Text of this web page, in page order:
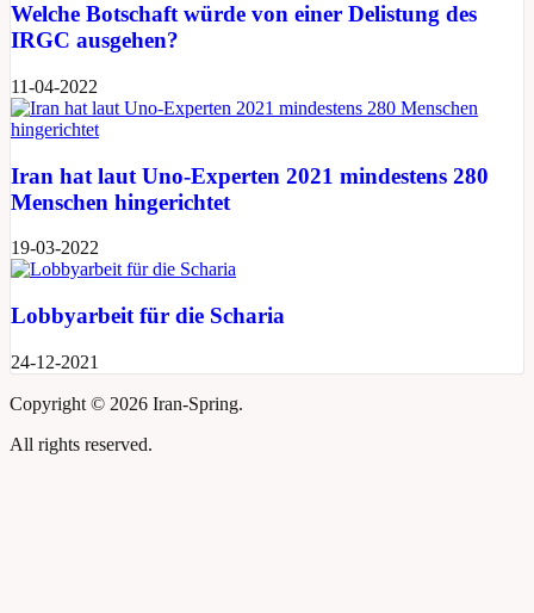
Welche Botschaft würde von einer Delistung des
IRGC ausgehen?
11-04-2022
Iran hat laut Uno-Experten 2021 mindestens 280
Menschen hingerichtet
19-03-2022
Lobbyarbeit für die Scharia
24-12-2021
Copyright © 2026 Iran-Spring.
All rights reserved.